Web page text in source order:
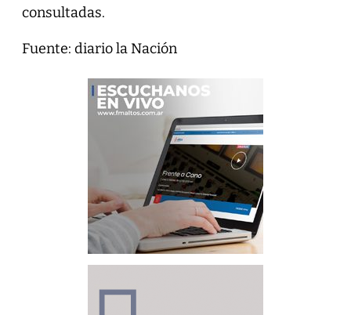
consultadas.
Fuente: diario la Nación